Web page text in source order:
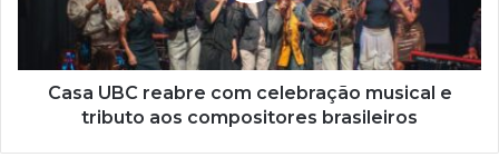
Casa UBC reabre com celebração musical e
tributo aos compositores brasileiros